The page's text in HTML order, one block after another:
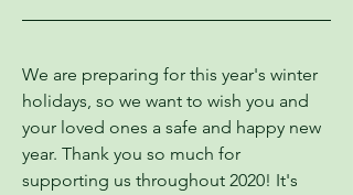
We are preparing for this year's winter
holidays, so we want to wish you and
your loved ones a safe and happy new
year. Thank you so much for
supporting us throughout 2020! It's